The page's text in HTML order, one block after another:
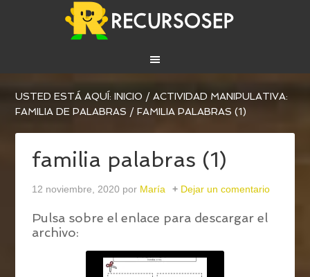
USTED ESTÁ AQUÍ:INICIO / ACTIVIDAD MANIPULATIVA:
FAMILIA DE PALABRAS / FAMILIA PALABRAS (1)
familia palabras (1)
12 noviembre, 2020 por María Dejar un comentario
Pulsa sobre el enlace para descargar el
archivo: